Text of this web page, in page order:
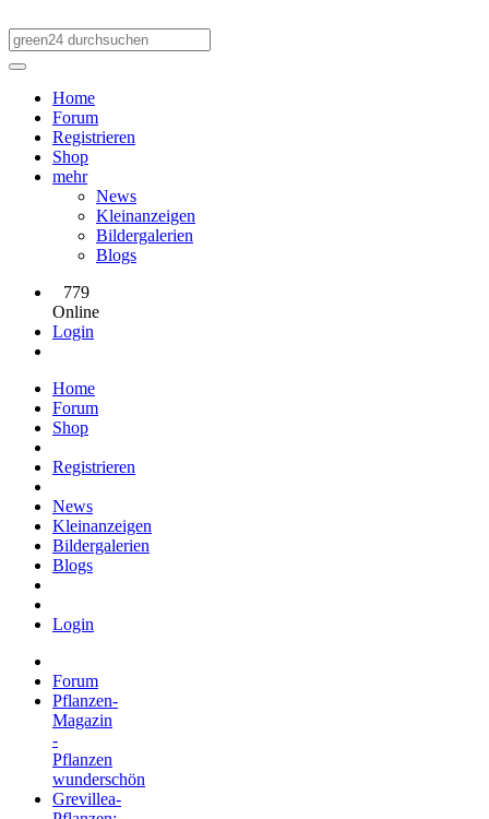
Home
Forum
Registrieren
Shop
mehr
News
Kleinanzeigen
Bildergalerien
Blogs
779
Online
Login
Home
Forum
Shop
Registrieren
News
Kleinanzeigen
Bildergalerien
Blogs
Login
Forum
Pflanzen-
Magazin
-
Pflanzen
wunderschön
Grevillea-